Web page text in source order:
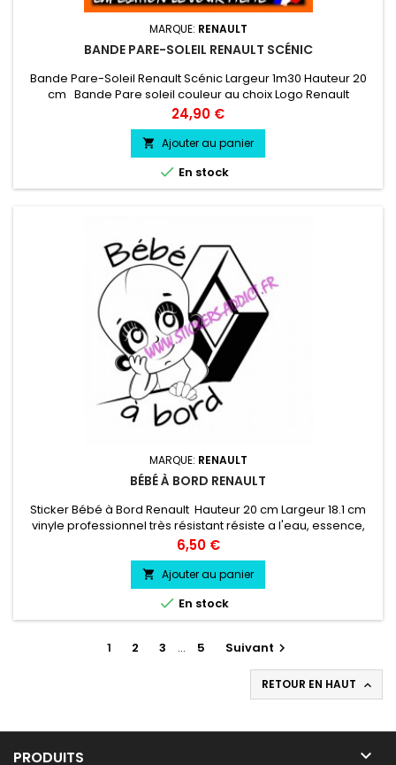
MARQUE: RENAULT
BANDE PARE-SOLEIL RENAULT SCÉNIC
Bande Pare-Soleil Renault Scénic Largeur 1m30 Hauteur 20
cm Bande Pare soleil couleur au choix Logo Renault
Scénic couleur au choix
Prix
24,90 €
 Ajouter au panier
 En stock
MARQUE: RENAULT
BÉBÉ À BORD RENAULT
Sticker Bébé à Bord Renault Hauteur 20 cm Largeur 18.1 cm
vinyle professionnel très résistant résiste a l'eau, essence,
chaleur, froid.
Prix
6,50 €
 Ajouter au panier
 En stock
1 2 3 … 5 Suivant 
RETOUR EN HAUT 
PRODUITS 